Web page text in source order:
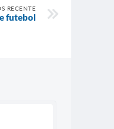
RECENTE
futebol